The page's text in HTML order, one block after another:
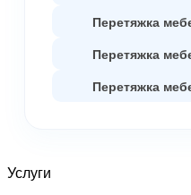
Перетяжка
Перетяжка
Перетяжка
Услуги